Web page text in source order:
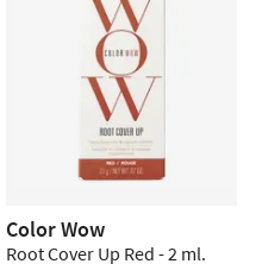
Color Wow
Root Cover Up Red - 2 ml.